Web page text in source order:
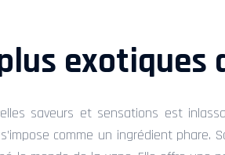
exotiques
saveurs et sensations est
comme un ingrédient